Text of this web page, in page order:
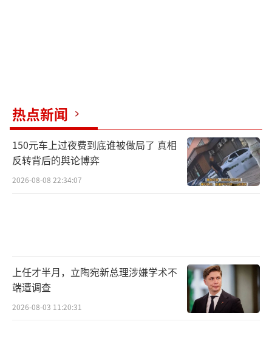
热点新闻
150元车上过夜费到底谁被做局了 真相
反转背后的舆论博弈
2026-08-08 22:34:07
上任才半月，立陶宛新总理涉嫌学术不
端遭调查
2026-08-03 11:20:31